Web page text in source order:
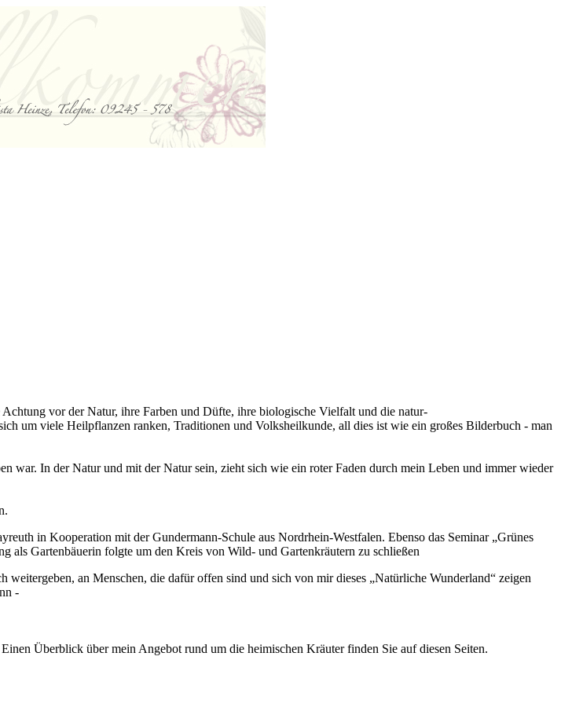
vor der Natur, ihre Farben und Düfte, ihre biologische Vielfalt und die natur-
um viele Heilpflanzen ranken, Traditionen und Volksheilkunde, all dies ist wie ein großes Bilderbuch - man
war. In der Natur und mit der Natur sein, zieht sich wie ein roter Faden durch mein Leben und immer wieder
in Kooperation mit der Gundermann-Schule aus Nordrhein-Westfalen. Ebenso das Seminar „Grünes
als Gartenbäuerin folgte um den Kreis von Wild- und Gartenkräutern zu schließen
an Menschen, die dafür offen sind und sich von mir dieses „Natürliche Wunderland“ zeigen
-
Überblick über mein Angebot rund um die heimischen Kräuter finden Sie auf diesen Seiten.